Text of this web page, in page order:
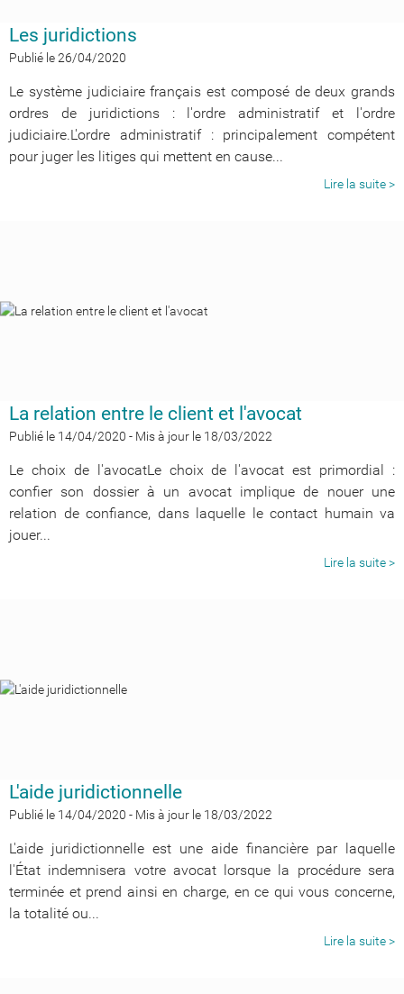
Les juridictions
Publié le 26/04/2020
Le système judiciaire français est composé de deux grands
ordres de juridictions : l'ordre administratif et l'ordre
judiciaire.L'ordre administratif : principalement compétent
pour juger les litiges qui mettent en cause...
Lire la suite >
La relation entre le client et l'avocat
Publié le 14/04/2020 - Mis à jour le 18/03/2022
Le choix de l'avocatLe choix de l'avocat est primordial :
confier son dossier à un avocat implique de nouer une
relation de confiance, dans laquelle le contact humain va
jouer...
Lire la suite >
L'aide juridictionnelle
Publié le 14/04/2020 - Mis à jour le 18/03/2022
L'aide juridictionnelle est une aide financière par laquelle
l'État indemnisera votre avocat lorsque la procédure sera
terminée et prend ainsi en charge, en ce qui vous concerne,
la totalité ou...
Lire la suite >